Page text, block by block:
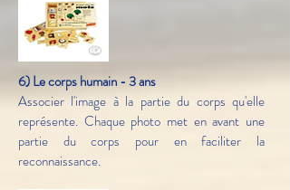
6) Le corps humain - 3 ans
Associer l'image à la partie du corps qu'elle
représente. Chaque photo met en avant une
partie du corps pour en faciliter la
reconnaissance.